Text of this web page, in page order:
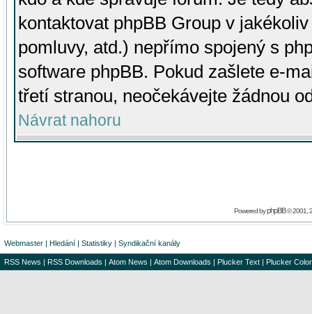
kontaktovat phpBB Group v
pomluvy, atd.) nepřímo spojený s
software phpBB. Pokud zašlete e-
třetí stranou, neočekávejte žádnou
Návrat nahoru
Powered byphpBB© 2001,
Webmaster | Hledání | Statistiky | Syndikační kanály
RSS News | RSS Downloads | Atom News | Atom Downloads | Plucker Text | Plucker Color